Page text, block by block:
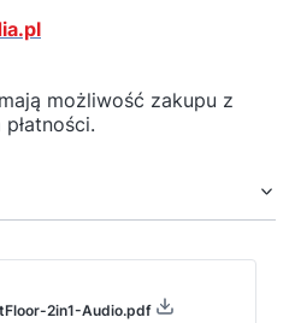
możliwość zakupu z
2in1-Audio.pdf